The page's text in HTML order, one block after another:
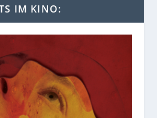
IM KINO: